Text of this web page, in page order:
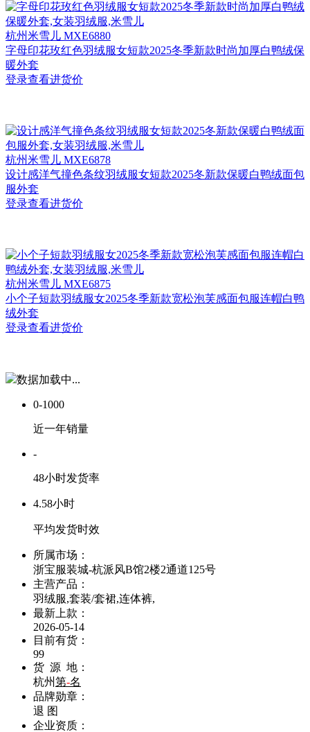
杭州米雪儿 MXE6880
字母印花玫红色羽绒服女短款2025冬季新款时尚加厚白鸭绒保
暖外套
登录查看进货价
杭州米雪儿 MXE6878
设计感洋气撞色条纹羽绒服女短款2025冬新款保暖白鸭绒面包
服外套
登录查看进货价
杭州米雪儿 MXE6875
小个子短款羽绒服女2025冬季新款宽松泡芙感面包服连帽白鸭
绒外套
登录查看进货价
数据加载中...
0-1000
近一年销量
-
48小时发货率
4.58小时
平均发货时效
所属市场：
浙宝服装城-杭派风B馆2楼2通道125号
主营产品：
羽绒服,套装/套裙,连体裤,
最新上款：
2026-05-14
目前有货：
99
货 源 地：
杭州第-名
品牌勋章：
退 图
企业资质：